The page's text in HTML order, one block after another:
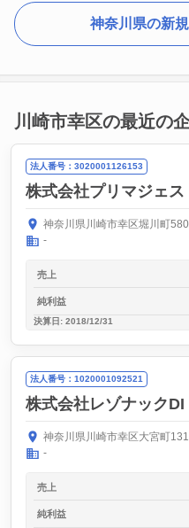
神奈川県の新
川崎市幸区の最近の
法人番号：3020001126153
株式会社プリマジェ
神奈川県川崎市幸区堀川町
-
売上
純利益
決算日: 2018/12/31
法人番号：1020001092521
株式会社レゾナックDI
神奈川県川崎市幸区大宮町
-
売上
純利益